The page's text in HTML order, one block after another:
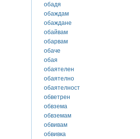
обадя
обаждам
обаждане
обайвам
обарвам
обаче
обая
обаятелен
обаятелно
обаятелност
обветрен
обвзема
обвземам
обвивам
обвивка